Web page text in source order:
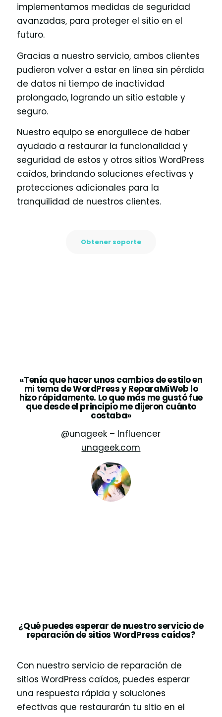
implementamos medidas de seguridad
avanzadas, para proteger el sitio en el
futuro.
Gracias a nuestro servicio, ambos clientes
pudieron volver a estar en línea sin pérdida
de datos ni tiempo de inactividad
prolongado, logrando un sitio estable y
seguro.
Nuestro equipo se enorgullece de haber
ayudado a restaurar la funcionalidad y
seguridad de estos y otros sitios WordPress
caídos, brindando soluciones efectivas y
protecciones adicionales para la
tranquilidad de nuestros clientes.
Obtener soporte
«Tenía que hacer unos cambios de estilo en
mi tema de WordPress y ReparaMiWeb lo
hizo rápidamente. Lo que más me gustó fue
que desde el principio me dijeron cuánto
costaba»
@unageek – Influencer
unageek.com
¿Qué puedes esperar de nuestro servicio de
reparación de sitios WordPress caídos?
Con nuestro servicio de reparación de
sitios WordPress caídos, puedes esperar
una respuesta rápida y soluciones
efectivas que restaurarán tu sitio en el